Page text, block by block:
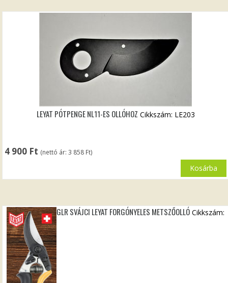
LEYAT PÓTPENGE NL11-ES OLLÓHOZ
4 900 Ft (nettó ár:3 858 Ft)
Cikkszám: LE203
Kosárba
GLR SVÁJCI LEYAT FORGÓNYELES METSZŐOLLÓ Cikkszám: